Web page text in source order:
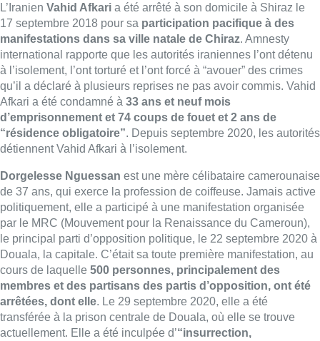
L’Iranien Vahid Afkari a été arrêté à son domicile à Shiraz le
17 septembre 2018 pour sa participation pacifique à des
manifestations dans sa ville natale de Chiraz. Amnesty
international rapporte que les autorités iraniennes l’ont détenu
à l’isolement, l’ont torturé et l’ont forcé à “avouer” des crimes
qu’il a déclaré à plusieurs reprises ne pas avoir commis. Vahid
Afkari a été condamné à 33 ans et neuf mois
d’emprisonnement et 74 coups de fouet et 2 ans de
“résidence obligatoire”. Depuis septembre 2020, les autorités
détiennent Vahid Afkari à l’isolement.
Dorgelesse Nguessan est une mère célibataire camerounaise
de 37 ans, qui exerce la profession de coiffeuse. Jamais active
politiquement, elle a participé à une manifestation organisée
par le MRC (Mouvement pour la Renaissance du Cameroun),
le principal parti d’opposition politique, le 22 septembre 2020 à
Douala, la capitale. C’était sa toute première manifestation, au
cours de laquelle 500 personnes, principalement des
membres et des partisans des partis d’opposition, ont été
arrêtées, dont elle. Le 29 septembre 2020, elle a été
transférée à la prison centrale de Douala, où elle se trouve
actuellement. Elle a été inculpée d’“insurrection,